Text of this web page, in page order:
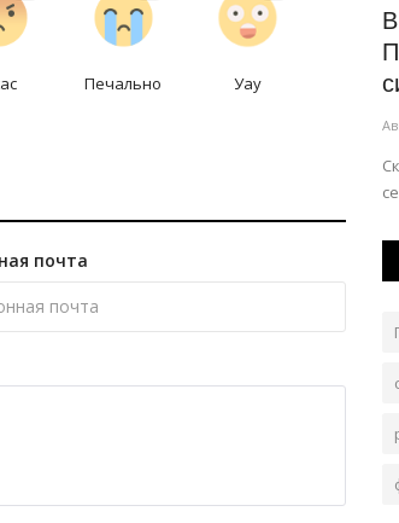
Печально Уау
почта
могли влиять на
мозг
76